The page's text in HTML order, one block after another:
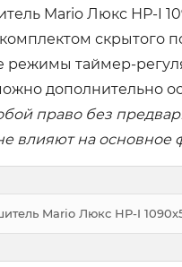
Mario Люкс НР-I
скрытого
таймер-
дополнительно
право без
влияют на
Mario Люкс НР-I